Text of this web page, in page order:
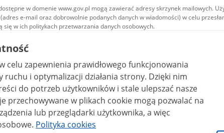
w domenie www.gov.pl mogą zawierać adresy skrzynek mailowych.
e-mail oraz dobrowolnie podanych danych w wiadomości) w celu
się w ich politykach przetwarzania danych osobowych.
Treści tekstowe publikowane w serwisie (z wyłączeniem treści
udostępniane na licencji typu Creative Commons: uznanie autorstwa - na
warunkach 4.0 (CC BY-SA 4.0). Materiały audiowizualne, w tym zdjęcia,
są udostępniane na licencji typu Creative Commons: uznanie autorstwa
bez utworów zależnych 4.0 (CC BY-NC-ND 4.0), o ile nie jest to
celu zapewnienia prawidłowego funkcjonowania
i optymalizacji działania strony. Dzięki nim
do potrzeb użytkowników i stale ulepszać nasze
lub przeglądarki użytkownika, a więc
Polityka cookies